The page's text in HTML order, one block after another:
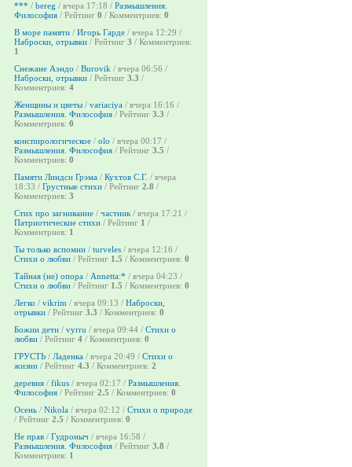
*** / bereg / вчера 17:18 / Размышления.
Философия / Рейтинг 0 / Комментриев: 0
В море памяти / Игорь Гарде / вчера 12:29 /
Наброски, отрывки / Рейтинг 3 / Комментриев:
1
Снежане Аэндо / Burovik / вчера 06:56 /
Наброски, отрывки / Рейтинг 3.3 /
Комментриев: 4
Женщины и цветы / variaciya / вчера 16:16 /
Размышления. Философия / Рейтинг 3.3 /
Комментриев: 0
конспирологическое / olo / вчера 00:17 /
Размышления. Философия / Рейтинг 3.5 /
Комментриев: 0
Памяти Линдси Грэма / Кухтов С.Г. / вчера
18:33 / Грустные стихи / Рейтинг 2.8 /
Комментриев: 3
Стих про загнивание / частник / вчера 17:21 /
Патриотические стихи / Рейтинг 1 /
Комментриев: 1
Ты только вспомни / turveles / вчера 12:16 /
Стихи о любви / Рейтинг 1.5 / Комментриев: 0
Тайная (не) опора / Annetta:* / вчера 04:23 /
Стихи о любви / Рейтинг 1.5 / Комментриев: 0
Легко / vikrim / вчера 09:13 / Наброски,
отрывки / Рейтинг 3.3 / Комментриев: 0
Божии дети / vyrru / вчера 09:44 / Стихи о
любви / Рейтинг 4 / Комментриев: 0
ГРУСТЬ / Ладенка / вчера 20:49 / Стихи о
жизни / Рейтинг 4.3 / Комментриев: 2
деревня / fikus / вчера 02:17 / Размышления.
Философия / Рейтинг 2.5 / Комментриев: 0
Осень / Nikola / вчера 02:12 / Стихи о природе
/ Рейтинг 2.5 / Комментриев: 0
Не прав / Гудроныч / вчера 16:58 /
Размышления. Философия / Рейтинг 3.8 /
Комментриев: 1